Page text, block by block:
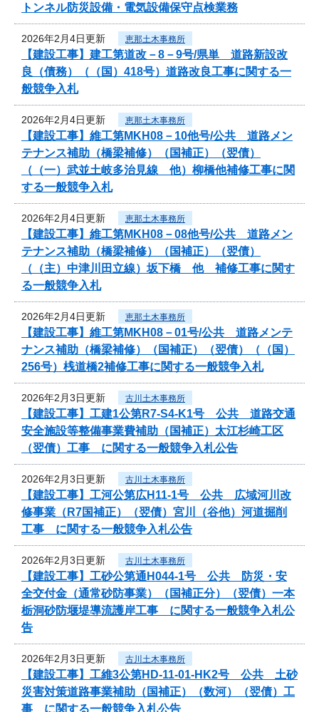
トンネル防災設備・電気設備保守点検業務
2026年2月4日更新 恵那土木事務所
【建設工事】建工第道改－8－9号/県単 道路新設改
良（債務）（（国）418号）道路改良工事に関する一
般競争入札
2026年2月4日更新 恵那土木事務所
【建設工事】維工第MKH08－10他号/公共 道路メン
テナンス補助（橋梁補修）（国補正）（翌債）
（（一）武並土岐多治見線 他）柳橋他補修工事に関
する一般競争入札
2026年2月4日更新 恵那土木事務所
【建設工事】維工第MKH08－08他号/公共 道路メン
テナンス補助（橋梁補修）（国補正）（翌債）
（（主）中津川田立線）坂下橋 他 補修工事に関す
る一般競争入札
2026年2月4日更新 恵那土木事務所
【建設工事】維工第MKH08－01号/公共 道路メンテ
ナンス補助（橋梁補修）（国補正）（翌債）（（国）
256号）桟道橋2補修工事に関する一般競争入札
2026年2月3日更新 古川土木事務所
【建設工事】工建1公第R7-S4-K1号 公共 道路交通
安全施設等整備事業費補助（国補正）太江杉崎工区
（翌債）工事 に関する一般競争入札公告
2026年2月3日更新 古川土木事務所
【建設工事】工河公第広H11-1号 公共 広域河川改
修事業（R7国補正）（翌債）宮川（谷他）河道掘削
工事 に関する一般競争入札公告
2026年2月3日更新 古川土木事務所
【建設工事】工砂公第通H044-1号 公共 防災・安
全交付金（通常砂防事業）（国補正分）（翌債）一本
栃洞砂防堰堤導流護岸工事 に関する一般競争入札公
告
2026年2月3日更新 古川土木事務所
【建設工事】工維3公第HD-11-01-HK2号 公共 土砂
災害対策道路事業補助（国補正）（数河）（翌債）工
事 に関する一般競争入札公告